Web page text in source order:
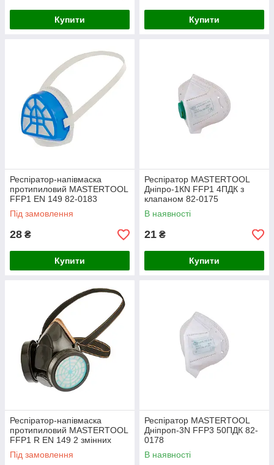
Купити Купити
Респіратор-напівмаска
протипиловий MASTERTOOL
FFP1 EN 149 82-0183
Під замовлення
28 ₴
Купити
Респіратор MASTERTOOL
Дніпро-1КN FFP1 4ПДК з
клапаном 82-0175
В наявності
21 ₴
Купити
Респіратор-напівмаска
протипиловий MASTERTOOL
FFP1 R EN 149 2 змінних
протиаерозольних фільтрів
P1 82-0185
Під замовлення
Респіратор MASTERTOOL
Дніпроп-3N FFP3 50ПДК 82-
0178
В наявності